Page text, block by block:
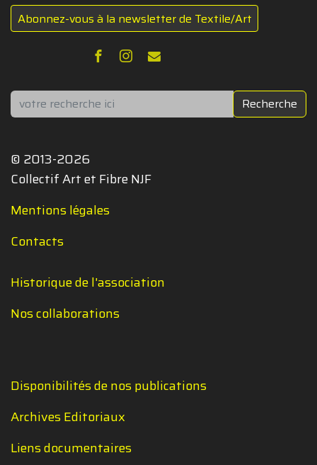
Abonnez-vous à la newsletter de Textile/Art
Rechercher Recherche
© 2013-2026
Collectif Art et Fibre NJF
Mentions légales
Contacts
Historique de l'association
Nos collaborations
Disponibilités de nos publications
Archives Editoriaux
Liens documentaires